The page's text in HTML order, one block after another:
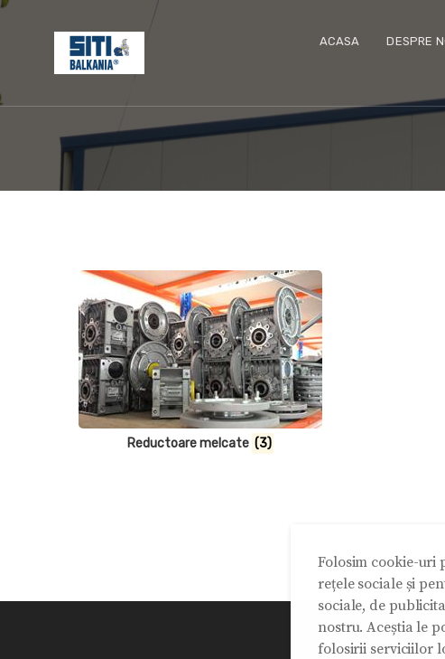
ACASA DESPRE
Reductoare melcate (3)
Folosim cookie-uri
rețele sociale și
sociale, de
nostru. Aceștia le
folosirii serviciilor